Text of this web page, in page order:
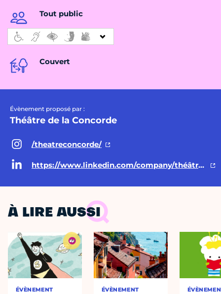
Tout public
Couvert
Évènement proposé par :
Théâtre de la Concorde
/theatreconcorde/
https://www.linkedin.com/company/théâtre-de-la-concorde/?viewAsMember=true
À LIRE AUSSI
ÉVÈNEMENT ÉVÈNEMENT